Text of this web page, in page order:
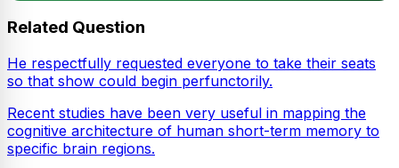
Related Question
He respectfully requested everyone to take their seats
so that show could begin perfunctorily.
Recent studies have been very useful in mapping the
cognitive architecture of human short-term memory to
specific brain regions.